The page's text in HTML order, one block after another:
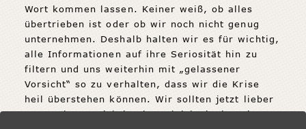
Wort kommen lassen. Keiner weiß, ob alles
übertrieben ist oder ob wir noch nicht genug
unternehmen. Deshalb halten wir es für wichtig,
alle Informationen auf ihre Seriosität hin zu
filtern und uns weiterhin mit „gelassener
Vorsicht“ so zu verhalten, dass wir die Krise
heil überstehen können. Wir sollten jetzt lieber
sogar übervorsichtig als zu leichtsinnig sein. Am